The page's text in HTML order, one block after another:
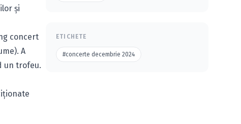
și
concert
A
un trofeu.
ETICHETE
#concerte decembrie 2024